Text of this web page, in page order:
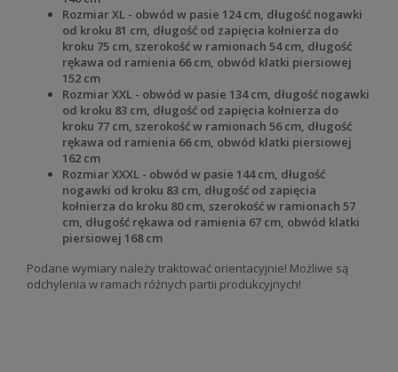
Rozmiar XL - obwód w pasie 124 cm, długość nogawki
od kroku 81 cm, długość od zapięcia kołnierza do
kroku 75 cm, szerokość w ramionach 54 cm, długość
rękawa od ramienia 66 cm, obwód klatki piersiowej
152 cm
Rozmiar XXL - obwód w pasie 134 cm, długość nogawki
od kroku 83 cm, długość od zapięcia kołnierza do
kroku 77 cm, szerokość w ramionach 56 cm, długość
rękawa od ramienia 66 cm, obwód klatki piersiowej
162 cm
Rozmiar XXXL - obwód w pasie 144 cm, długość
nogawki od kroku 83 cm, długość od zapięcia
kołnierza do kroku 80 cm, szerokość w ramionach 57
cm, długość rękawa od ramienia 67 cm, obwód klatki
piersiowej 168 cm
Podane wymiary należy traktować orientacyjnie! Możliwe są
odchylenia w ramach różnych partii produkcyjnych!